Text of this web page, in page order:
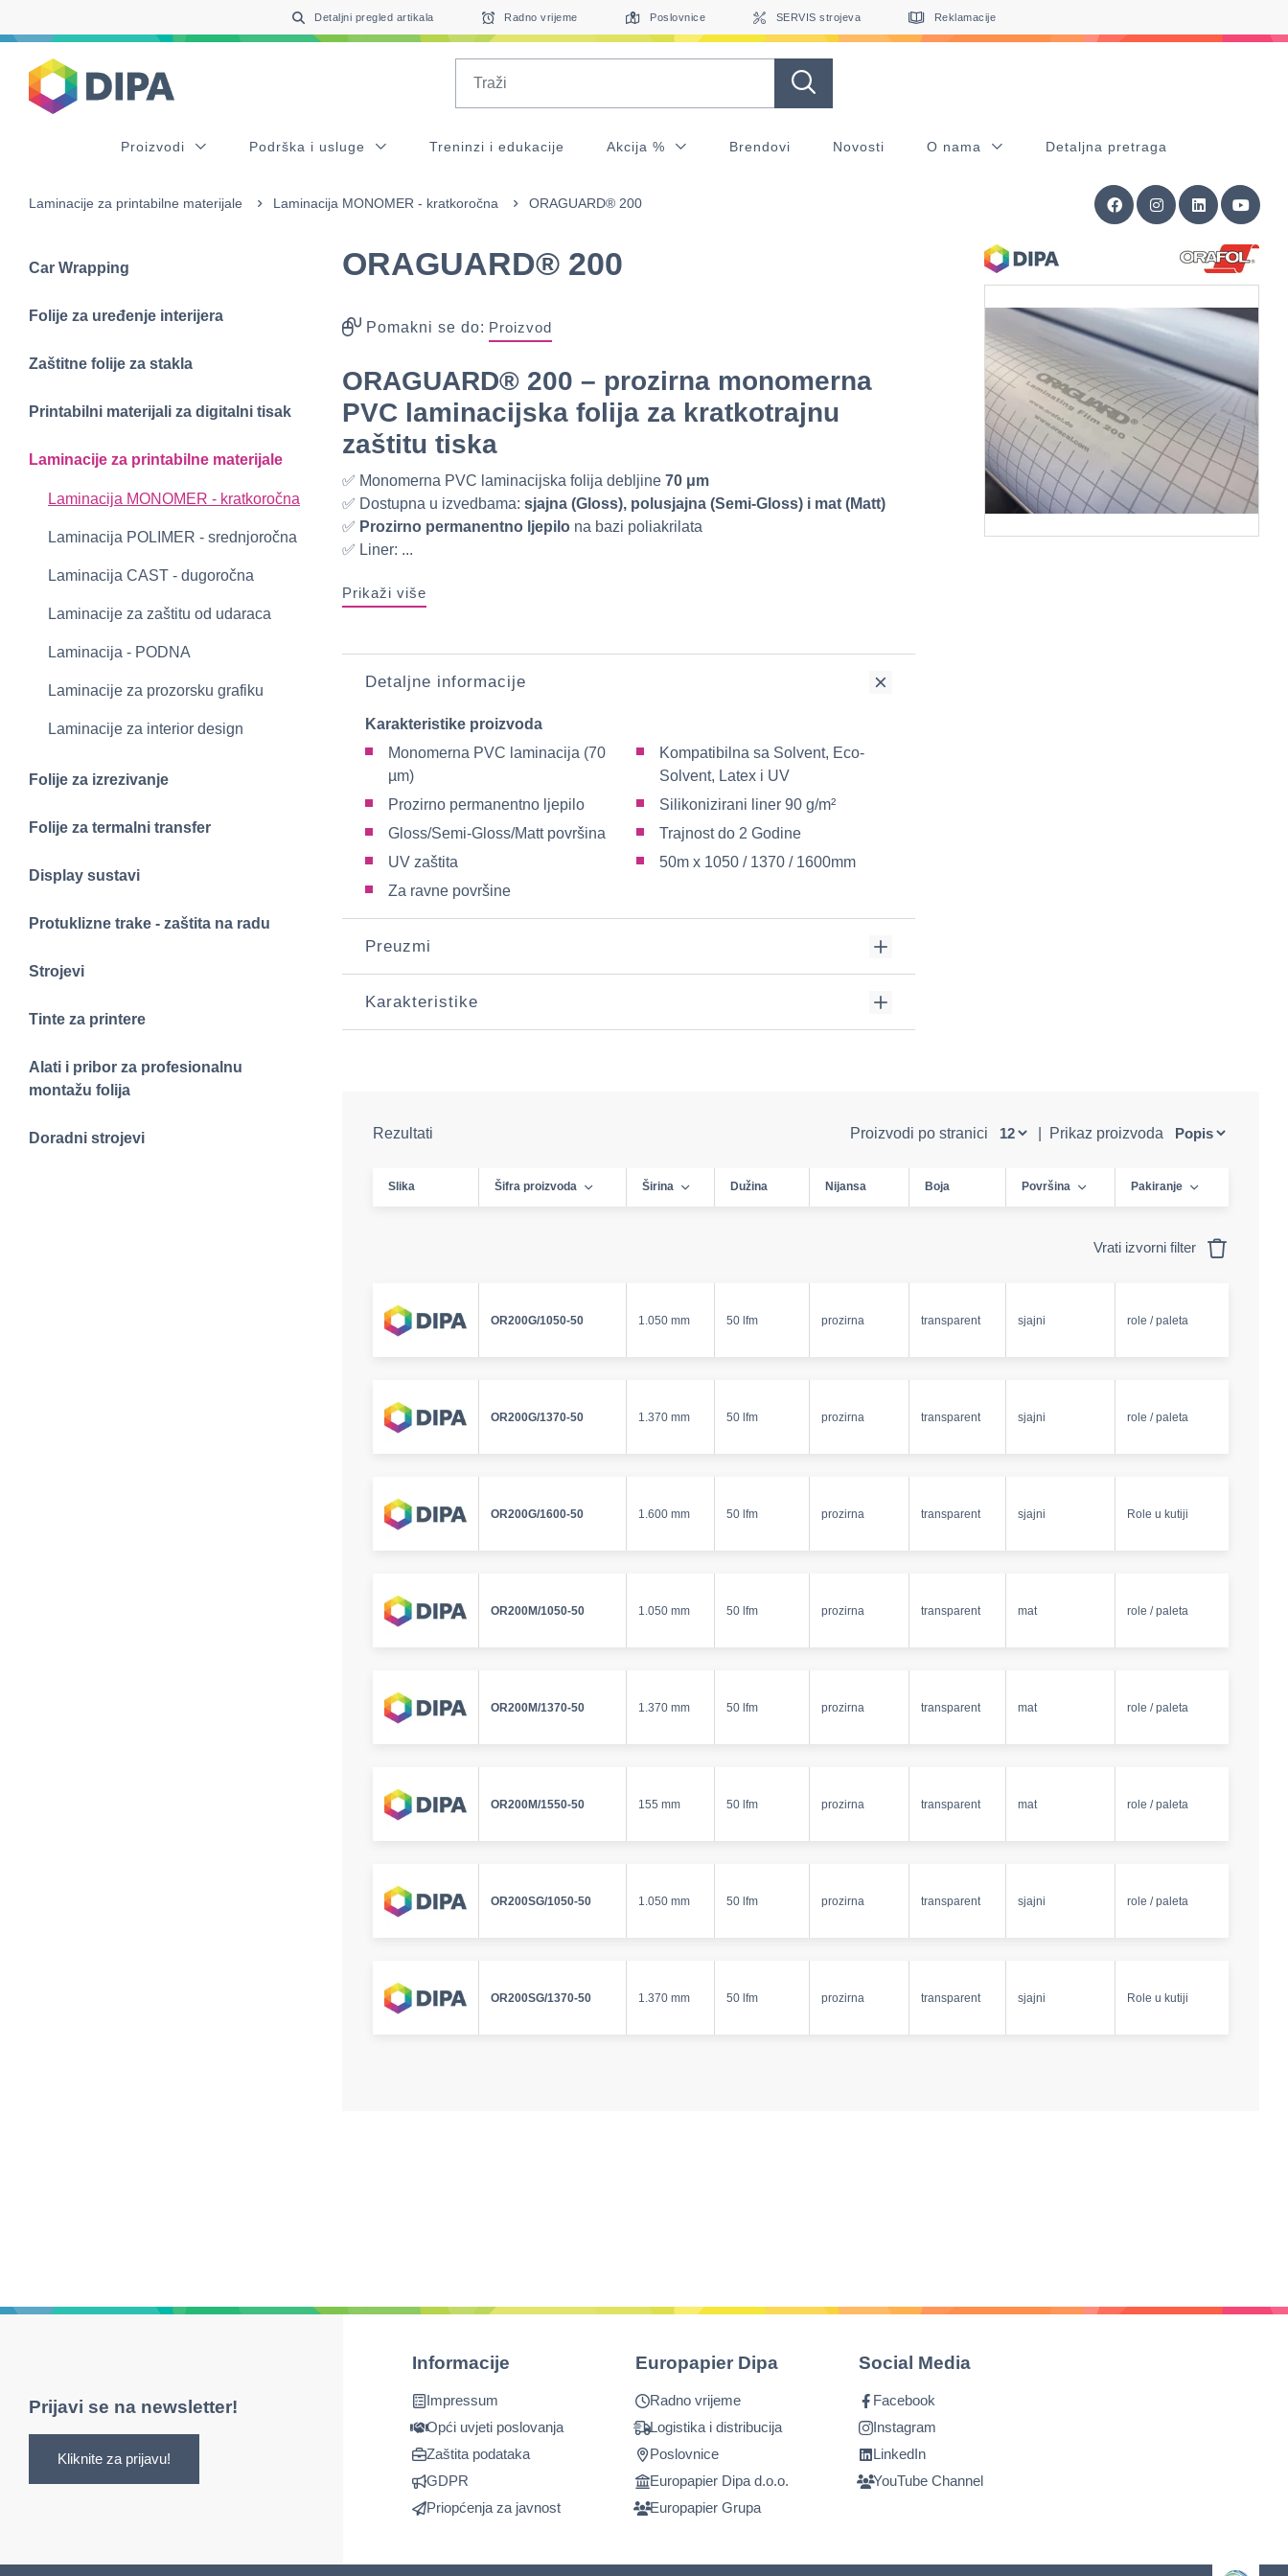
Detaljni pregled artikala Radno vrijeme Poslovnice SERVIS strojeva Reklamacije
Proizvodi Podrška i usluge Treninzi i edukacije Akcija % Brendovi Novosti O nama Detaljna pretraga
Laminacije za printabilne materijale Laminacija MONOMER - kratkoročna ORAGUARD® 200
Car Wrapping
Folije za uređenje interijera
Zaštitne folije za stakla
Printabilni materijali za digitalni tisak
Laminacije za printabilne materijale
Laminacija MONOMER - kratkoročna
Laminacija POLIMER - srednjoročna
Laminacija CAST - dugoročna
Laminacije za zaštitu od udaraca
Laminacija - PODNA
Laminacije za prozorsku grafiku
Laminacije za interior design
Folije za izrezivanje
Folije za termalni transfer
Display sustavi
Protuklizne trake - zaštita na radu
Strojevi
Tinte za printere
Alati i pribor za profesionalnu
montažu folija
Doradni strojevi
ORAGUARD® 200
Pomakni se do: Proizvod
ORAGUARD® 200 – prozirna monomerna
PVC laminacijska folija za kratkotrajnu
zaštitu tiska
✅ Monomerna PVC laminacijska folija debljine 70 μm
✅ Dostupna u izvedbama: sjajna (Gloss), polusjajna (Semi-Gloss) i mat (Matt)
✅ Prozirno permanentno ljepilo na bazi poliakrilata
✅ Liner: ...
Prikaži više
Detaljne informacije
Karakteristike proizvoda
Monomerna PVC laminacija (70
µm)
Prozirno permanentno ljepilo
Gloss/Semi-Gloss/Matt površina
UV zaštita
Za ravne površine
Kompatibilna sa Solvent, Eco-
Solvent, Latex i UV
Silikonizirani liner 90 g/m²
Trajnost do 2 Godine
50m x 1050 / 1370 / 1600mm
Preuzmi
Karakteristike
Rezultati Proizvodi po stranici Prikaz proizvoda
Slika Šifra proizvoda Širina Dužina Nijansa Boja Površina Pakiranje
Vrati izvorni filter
OR200G/1050-50 1.050 mm 50 lfm prozirna transparent sjajni role / paleta
OR200G/1370-50 1.370 mm 50 lfm prozirna transparent sjajni role / paleta
OR200G/1600-50 1.600 mm 50 lfm prozirna transparent sjajni Role u kutiji
OR200M/1050-50 1.050 mm 50 lfm prozirna transparent mat role / paleta
OR200M/1370-50 1.370 mm 50 lfm prozirna transparent mat role / paleta
OR200M/1550-50 155 mm 50 lfm prozirna transparent mat role / paleta
OR200SG/1050-50 1.050 mm 50 lfm prozirna transparent sjajni role / paleta
OR200SG/1370-50 1.370 mm 50 lfm prozirna transparent sjajni Role u kutiji
Prijavi se na newsletter!
Kliknite za prijavu!
Informacije
Impressum
Opći uvjeti poslovanja
Zaštita podataka
GDPR
Priopćenja za javnost
Europapier Dipa
Radno vrijeme
Logistika i distribucija
Poslovnice
Europapier Dipa d.o.o.
Europapier Grupa
Social Media
Facebook
Instagram
LinkedIn
YouTube Channel